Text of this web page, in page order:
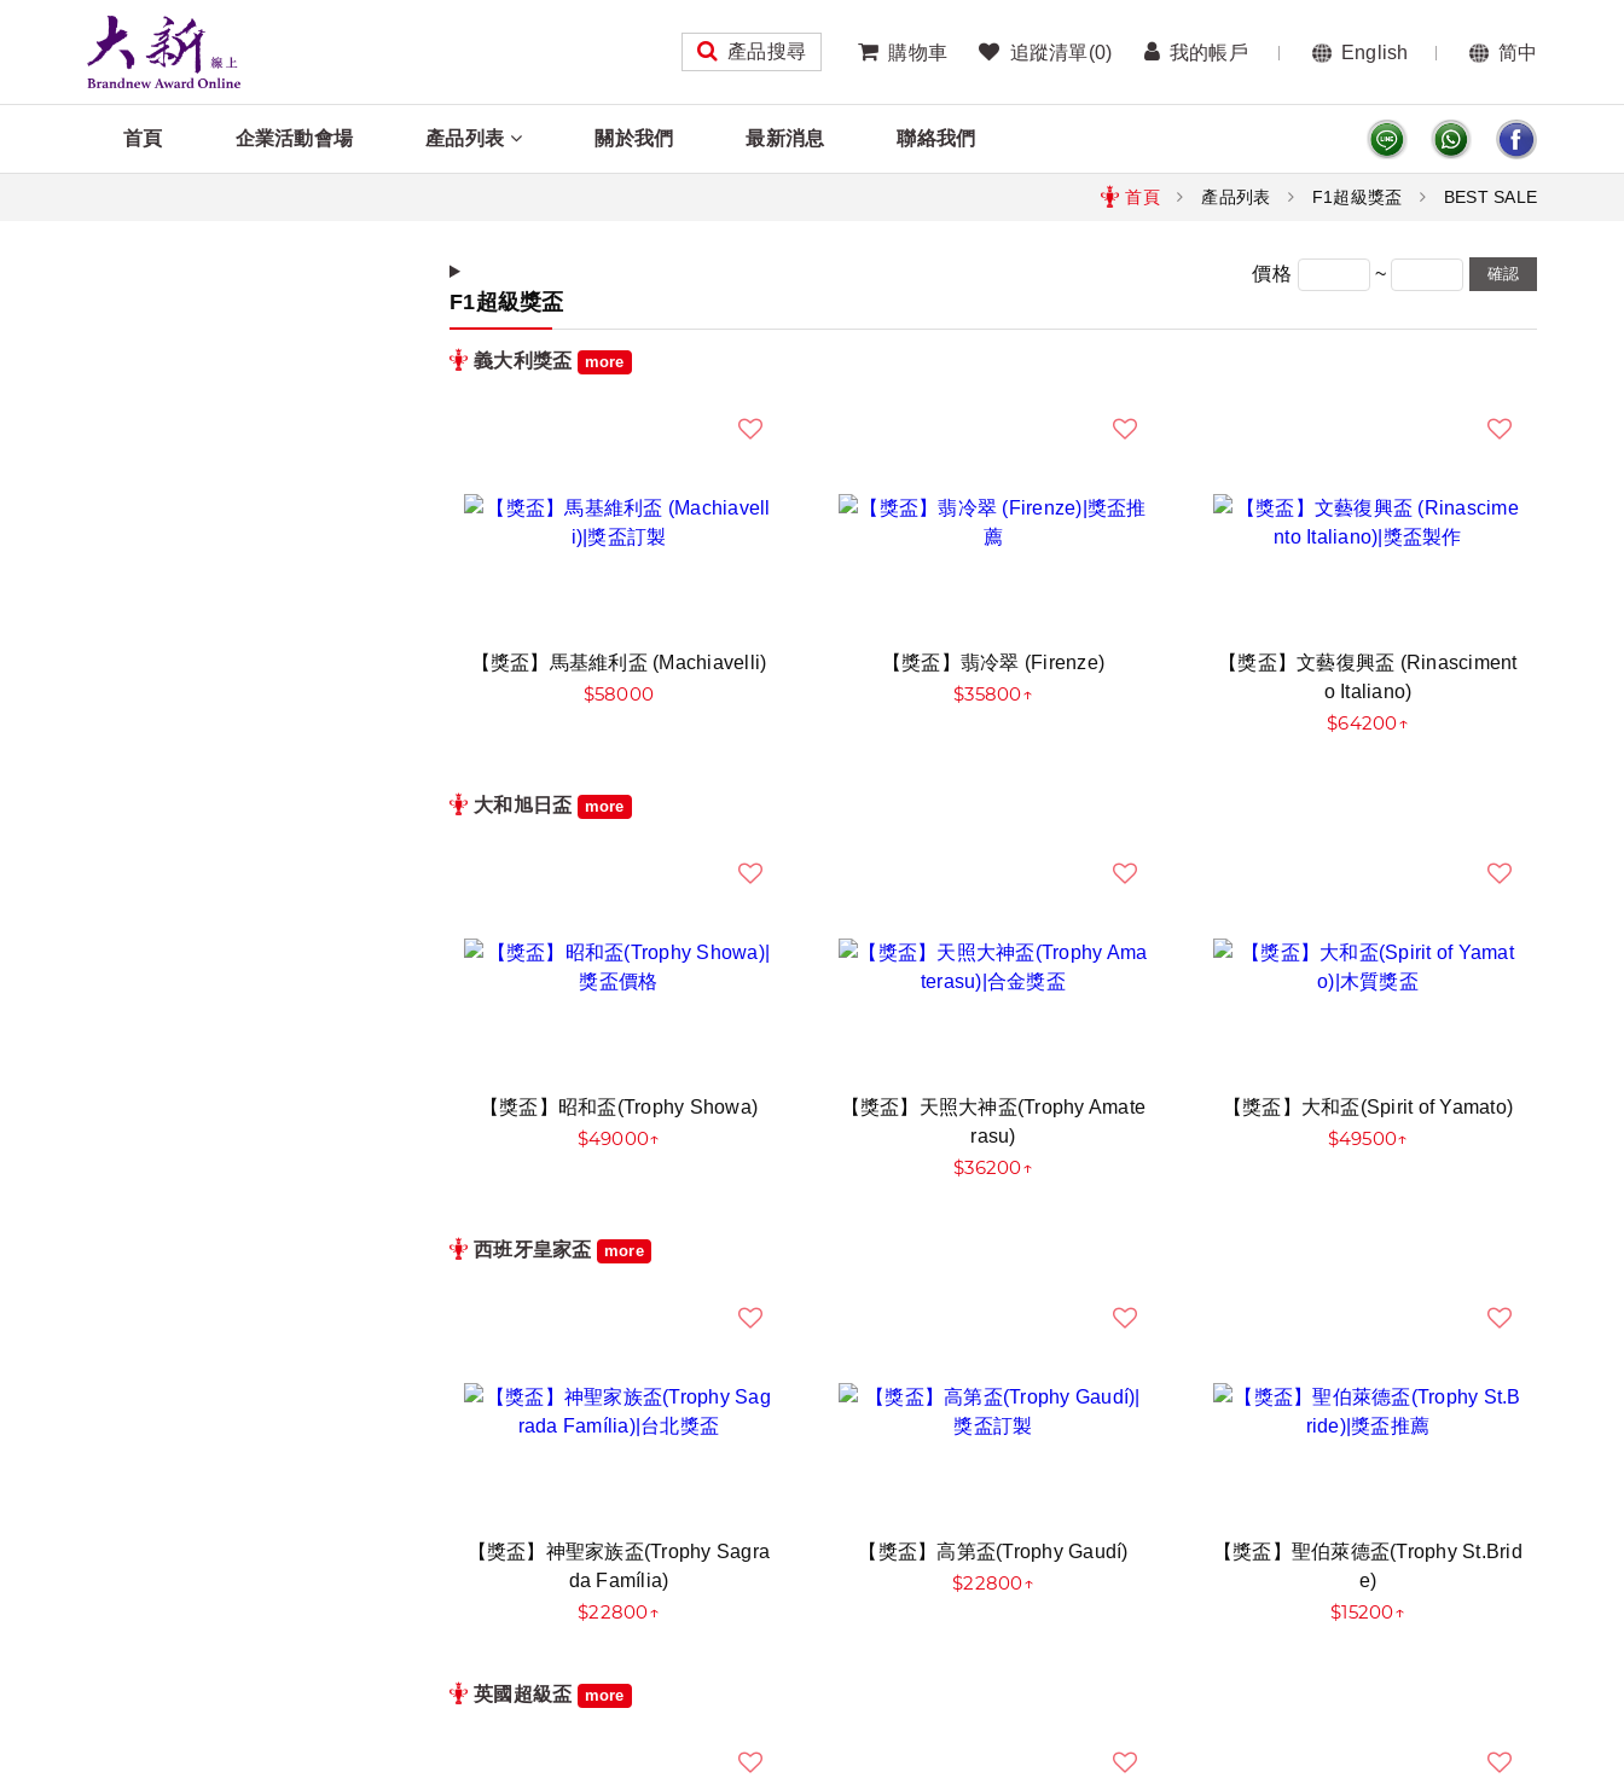
產品搜尋 購物車 追蹤清單(0) 我的帳戶 English 简中
首頁 企業活動會場 產品列表 關於我們 最新消息 聯絡我們
首頁 產品列表 F1超級獎盃 BEST SALE
價格 ~ 確認
F1超級獎盃
義大利獎盃 more
【獎盃】馬基維利盃 (Machiavelli)
$58000
【獎盃】翡冷翠 (Firenze)
$35800↑
【獎盃】文藝復興盃 (Rinasciment
o Italiano)
$64200↑
大和旭日盃 more
【獎盃】昭和盃(Trophy Showa)
$49000↑
【獎盃】天照大神盃(Trophy Amate
rasu)
$36200↑
【獎盃】大和盃(Spirit of Yamato)
$49500↑
西班牙皇家盃 more
【獎盃】神聖家族盃(Trophy Sagra
da Família)
$22800↑
【獎盃】高第盃(Trophy Gaudí)
$22800↑
【獎盃】聖伯萊德盃(Trophy St.Brid
e)
$15200↑
英國超級盃 more